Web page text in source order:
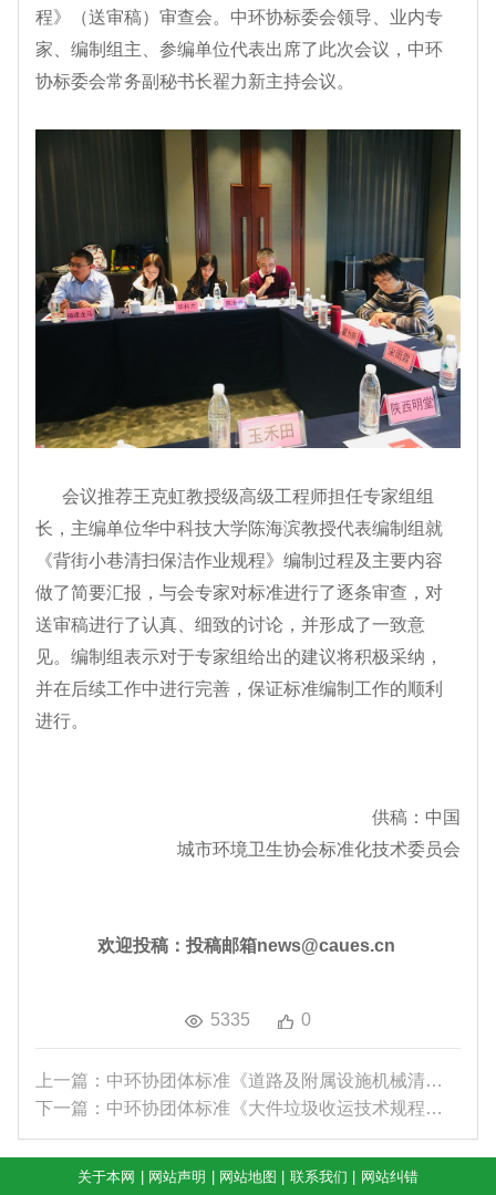
程》（送审稿）审查会。中环协标委会领导、业内专
家、编制组主、参编单位代表出席了此次会议，中环
协标委会常务副秘书长翟力新主持会议。
会议推荐王克虹教授级高级工程师担任专家组组
长，主编单位华中科技大学陈海滨教授代表编制组就
《背街小巷清扫保洁作业规程》编制过程及主要内容
做了简要汇报，与会专家对标准进行了逐条审查，对
送审稿进行了认真、细致的讨论，并形成了一致意
见。编制组表示对于专家组给出的建议将积极采纳，
并在后续工作中进行完善，保证标准编制工作的顺利
进行。
供稿：中国
城市环境卫生协会标准化技术委员会
欢迎投稿：投稿邮箱news@caues.cn
5335 0
上一篇：中环协团体标准《道路及附属设施机械清洗作...
下一篇：中环协团体标准《大件垃圾收运技术规程》和...
关于本网 网站声明 网站地图 联系我们 网站纠错